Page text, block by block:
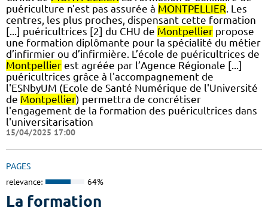
puériculture n'est pas assurée à MONTPELLIER . Les
centres, les plus proches, dispensant cette formation
[...] puéricultrices [2] du CHU de Montpellier propose
une formation diplômante pour la spécialité du métier
d’infirmier ou d’infirmière. L’école de puéricultrices de
Montpellier est agréée par l’Agence Régionale [...]
puéricultrices grâce à l'accompagnement de
l'ESNbyUM (Ecole de Santé Numérique de l'Université
de Montpellier) permettra de concrétiser
l'engagement de la formation des puéricultrices dans
l'universitarisation
15/04/2025 17:00
PAGES
relevance: 64%
La formation